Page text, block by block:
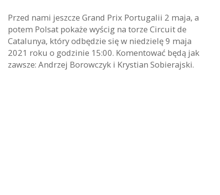
Przed nami jeszcze Grand Prix Portugalii 2 maja, a
potem Polsat pokaże wyścig na torze Circuit de
Catalunya, który odbędzie się w niedzielę 9 maja
2021 roku o godzinie 15:00. Komentować będą jak
zawsze: Andrzej Borowczyk i Krystian Sobierajski.